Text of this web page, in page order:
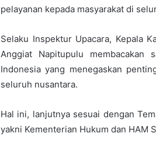
pelayanan kepada masyarakat di
Selaku Inspektur Upacara, Kepala
Anggiat Napitupulu membacakan
Indonesia yang menegaskan
seluruh nusantara.
Hal ini, lanjutnya sesuai dengan
yakni Kementerian Hukum dan HAM